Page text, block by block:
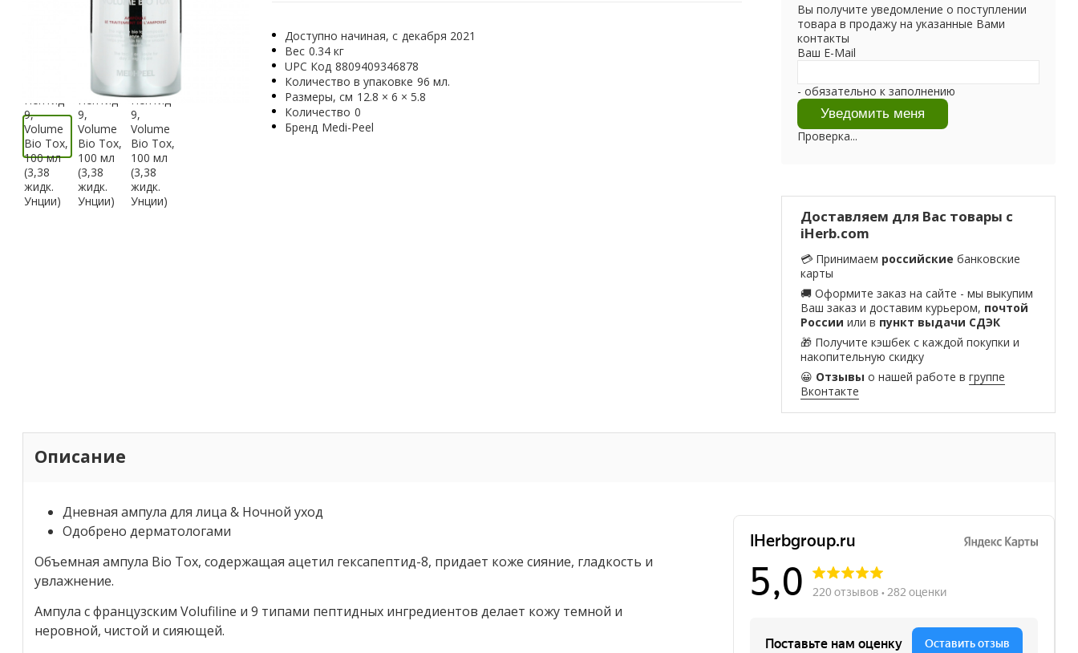
Доступно начиная, с декабря 2021
Вес 0.34 кг
UPC Код 8809409346878
Количество в упаковке 96 мл.
Размеры, см 12.8 × 6 × 5.8
Количество 0
Бренд Medi-Peel
Вы получите уведомление о поступлении
товара в продажу на указанные Вами
контакты
Ваш E-Mail
- обязательно к заполнению
Проверка...
Доставляем для Вас товары с
iHerb.com
💳 Принимаем российские банковские
карты
🚚 Оформите заказ на сайте - мы выкупим
Ваш заказ и доставим курьером, почтой
России или в пункт выдачи СДЭК
🎁 Получите кэшбек с каждой покупки и
накопительную скидку
😀 Отзывы о нашей работе в группе
Вконтакте
Описание
Дневная ампула для лица & Ночной уход
Одобрено дерматологами
Объемная ампула Bio Tox, содержащая ацетил гексапептид-8, придает коже сияние, гладкость и
увлажнение.
Ампула с французским Volufiline и 9 типами пептидных ингредиентов делает кожу темной и
неровной, чистой и сияющей.